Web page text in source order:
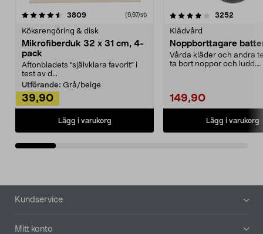
3809recensioner (9,97/st)
Köksrengöring & disk
Mikrofiberduk 32 x 31 cm, 4-
pack
Aftonbladets "självklara favorit” i
test av d...
Utförande: Grå/beige
39,90
Lägg i varukorg
4.0av 5 stjärnor 3252
Klädvård
Noppborttagare
Vårda kläder och andra
ta bort noppor och ludd.
149,90
Lägg i varukorg
4.5av 5 stjärnor
Sidfot
Kundservice
Mitt konto